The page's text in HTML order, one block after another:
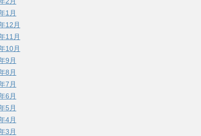
1月
12月
11月
10月
9月
8月
7月
6月
5月
4月
3月